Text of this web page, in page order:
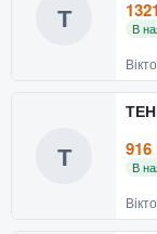
Т В
Т
ТЕН
В